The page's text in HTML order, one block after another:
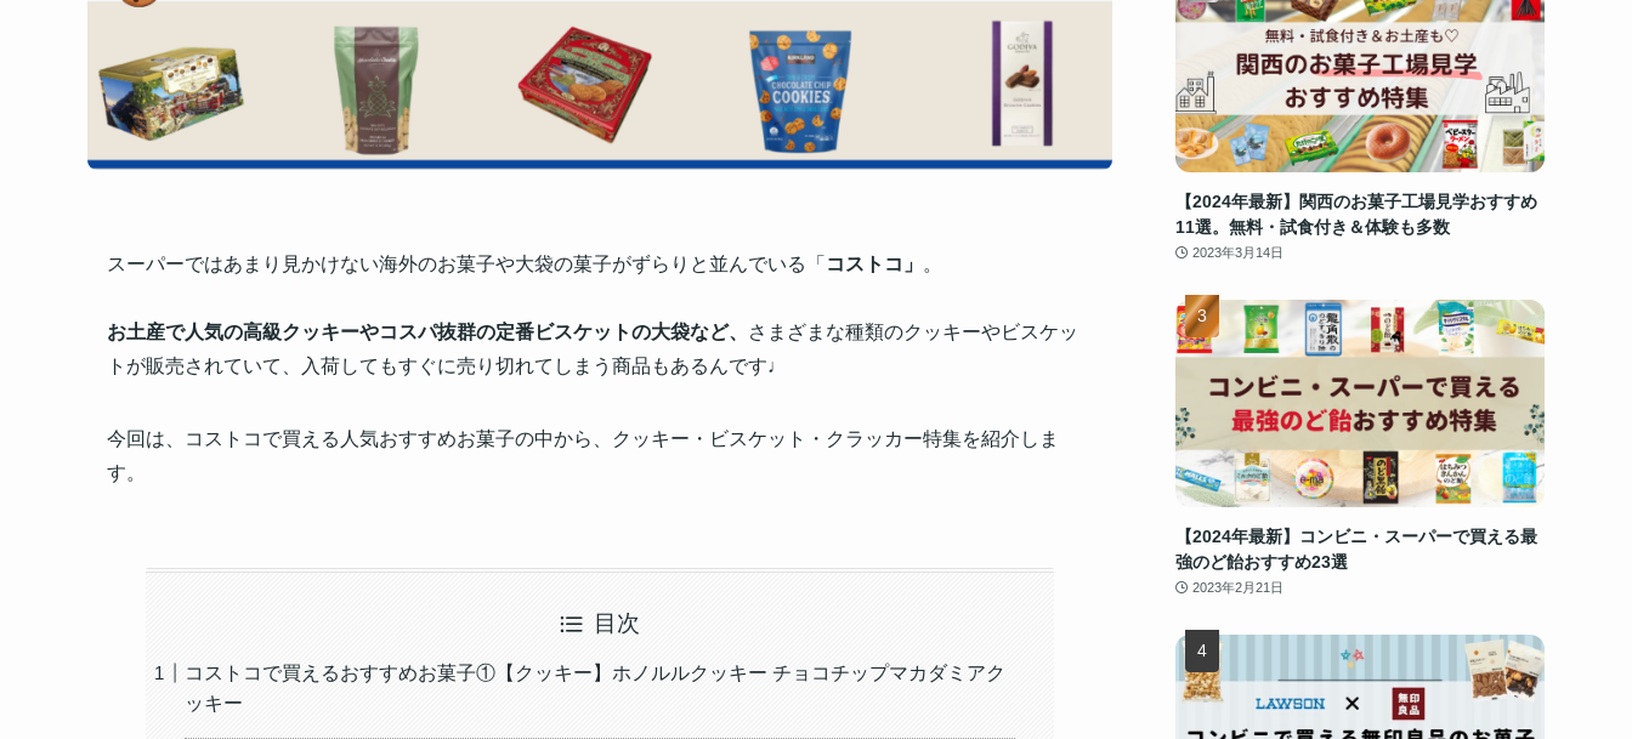
スーパーではあまり見かけない海外のお菓子や大袋の菓子がずらりと並んでいる「 コストコ」 。
お土産で人気の高級クッキーやコスパ抜群の定番ビスケットの大袋など、
さまざまな種類のクッキーやビスケッ
トが販売されていて、入荷してもすぐに売り切れてしまう商品もあるんです♩
今回は、コストコで買える人気おすすめお菓子の中から、クッキー・ビスケット・クラッカー特集を紹介しま
す。
目次
コストコで買えるおすすめお菓子①【クッキー】ホノルルクッキー チョコチップマカダミアク
ッキー
【2024年最新】関西のお菓子工場見学おすすめ
11選。無料・試食付き＆体験も多数
2023年3月14日
【2024年最新】コンビニ・スーパーで買える最
強のど飴おすすめ23選
2023年2月21日